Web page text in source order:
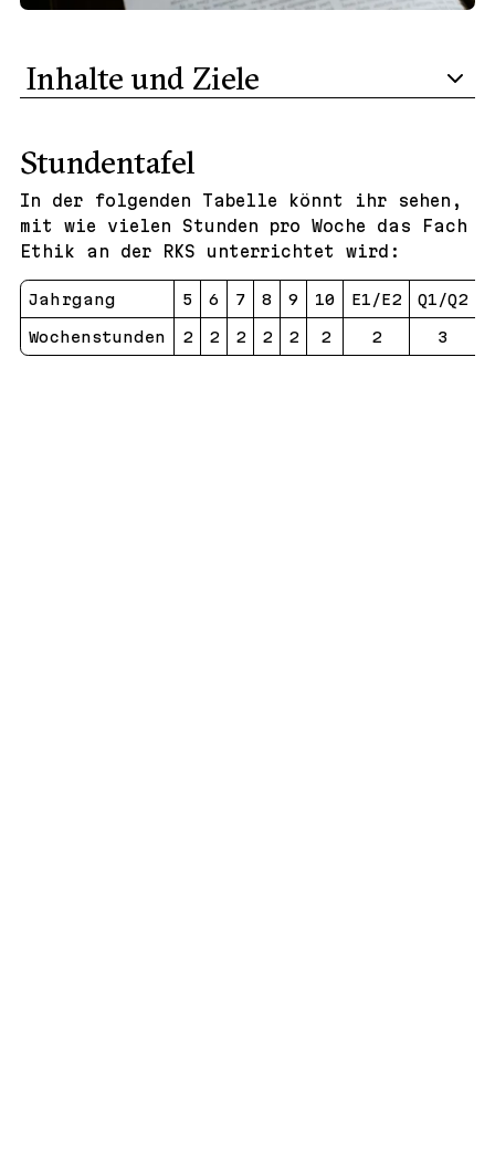
Inhalte und Ziele
Stundentafel
In der folgenden Tabelle könnt ihr sehen,
mit wie vielen Stunden pro Woche das Fach
Ethik an der RKS unterrichtet wird:
Jahrgang 5 6 7 8 9 10 E1/E2 Q1/Q2
Wochenstunden
2 2 2 2 2 2 2 3